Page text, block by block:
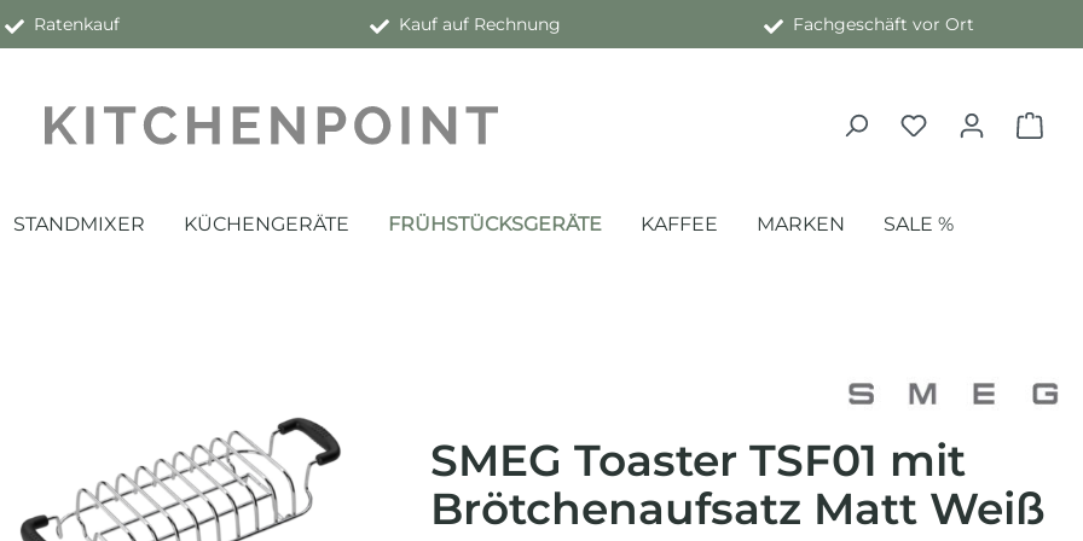
Ratenkauf Kauf auf Rechnung Fachgeschäft vor Ort
STANDMIXER KÜCHENGERÄTE FRÜHSTÜCKSGERÄTE KAFFEE MARKEN SALE %
SMEG Toaster TSF01 mit
Brötchenaufsatz Matt Weiß